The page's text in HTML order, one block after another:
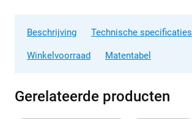
Beschrijving Technische specificaties
Winkelvoorraad Matentabel
Gerelateerde producten